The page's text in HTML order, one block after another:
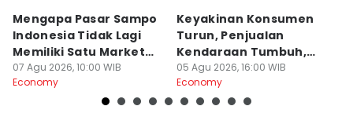
Mengapa Pasar Sampo
Indonesia Tidak Lagi
Memiliki Satu Market
Leader
07 Agu 2026, 10:00 WIB
Economy
Keyakinan Konsumen
Turun, Penjualan
Kendaraan Tumbuh,
Apa Artinya?
05 Agu 2026, 16:00 WIB
Economy